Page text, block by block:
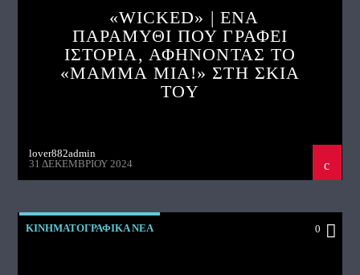
«WICKED» | ΈΝΑ
ΠΑΡΑΜΥΘΙ ΠΟΥ ΓΡΑΦΕΙ
ΙΣΤΟΡΙΑ, ΑΦΗΝΟΝΤΑΣ ΤΟ
«MAMMA MIA!» ΣΤΗ ΣΚΙΑ
ΤΟΥ
lover882admin
31 ΔΕΚΕΜΒΡΊΟΥ 2024
ΚΙΝΗΜΑΤΟΓΡΑΦΙΚΑ ΝΕΑ 0